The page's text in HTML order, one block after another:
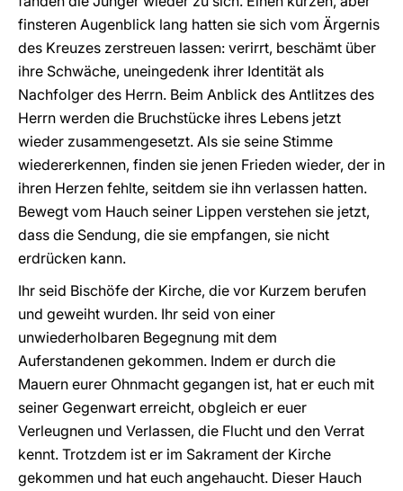
finsteren Augenblick lang hatten sie sich vom Ärgernis
des Kreuzes zerstreuen lassen: verirrt, beschämt über
ihre Schwäche, uneingedenk ihrer Identität als
Nachfolger des Herrn. Beim Anblick des Antlitzes des
Herrn werden die Bruchstücke ihres Lebens jetzt
wieder zusammengesetzt. Als sie seine Stimme
wiedererkennen, finden sie jenen Frieden wieder, der in
ihren Herzen fehlte, seitdem sie ihn verlassen hatten.
Bewegt vom Hauch seiner Lippen verstehen sie jetzt,
dass die Sendung, die sie empfangen, sie nicht
erdrücken kann.
Ihr seid Bischöfe der Kirche, die vor Kurzem berufen
und geweiht wurden. Ihr seid von einer
unwiederholbaren Begegnung mit dem
Auferstandenen gekommen. Indem er durch die
Mauern eurer Ohnmacht gegangen ist, hat er euch mit
seiner Gegenwart erreicht, obgleich er euer
Verleugnen und Verlassen, die Flucht und den Verrat
kennt. Trotzdem ist er im Sakrament der Kirche
gekommen und hat euch angehaucht. Dieser Hauch